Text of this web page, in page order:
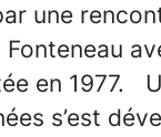
une
en 1977.
s’est